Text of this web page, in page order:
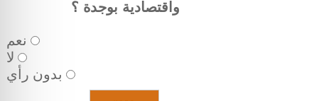
واقتصادية بوجدة ؟
نعم
لا
بدون رأي